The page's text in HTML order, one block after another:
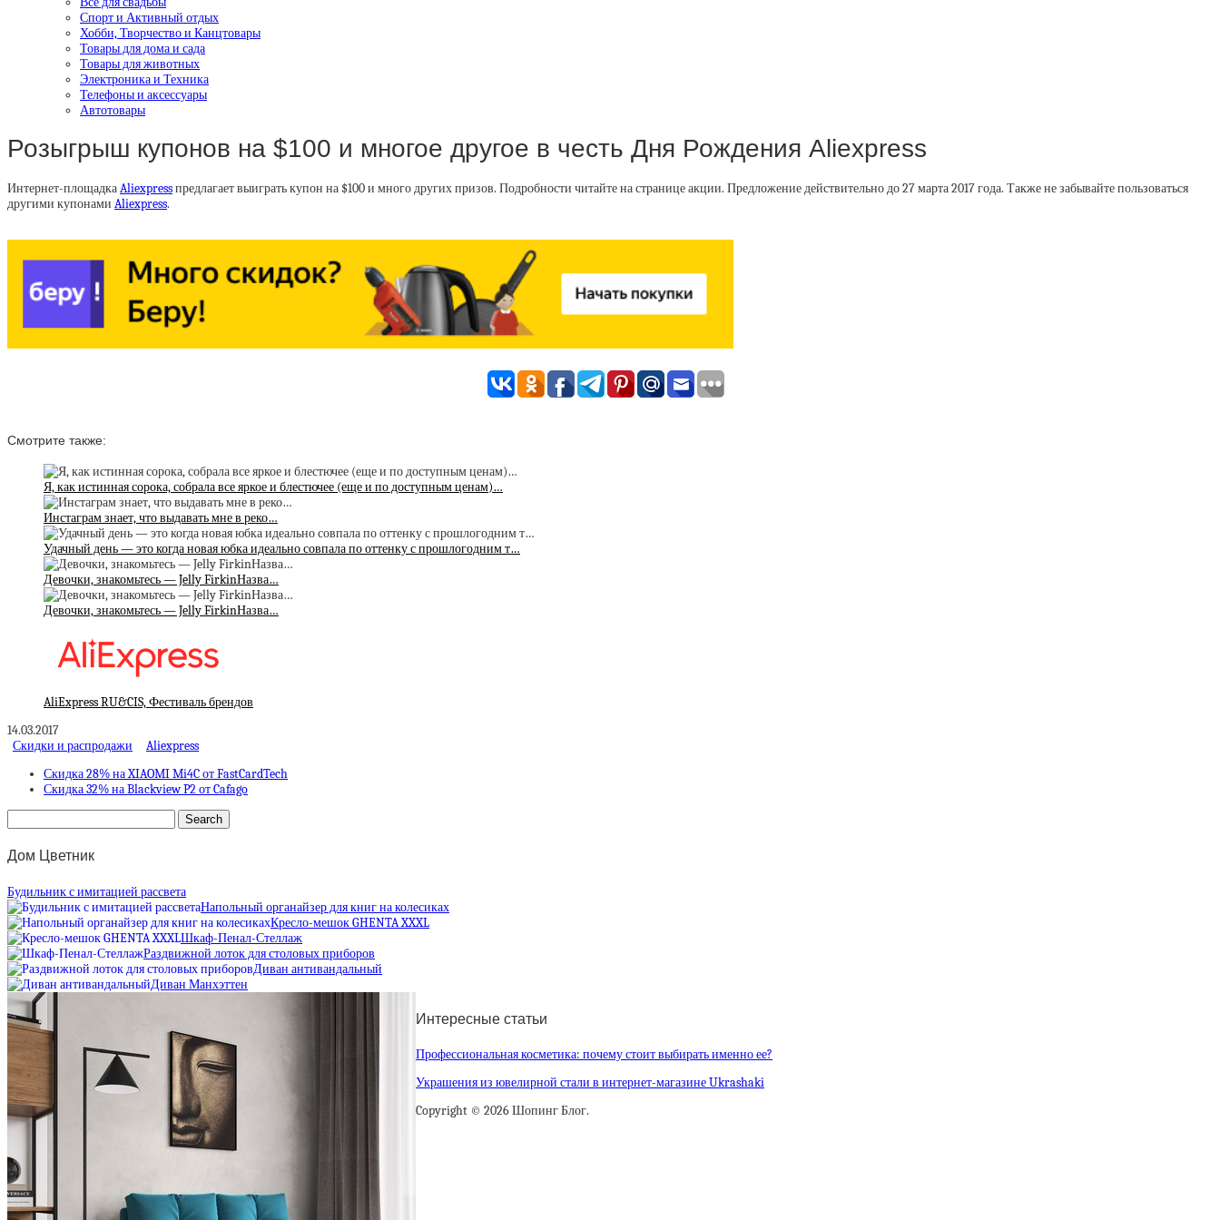
Спорт и Активный отдых
Хобби, Творчество и Канцтовары
Товары для дома и сада
Товары для животных
Электроника и Техника
Телефоны и аксессуары
Автотовары
Розыгрыш купонов на $100 и многое другое в честь Дня Рождения Aliexpress
Интернет-площадкаAliexpressпредлагает выиграть купон на $100 и много других призов. Подробности читайте на странице акции. Предложение действительно до 27 марта 2017 года. Также не забывайте пользоваться
другими купонами Aliexpress.
Смотрите также:
Я, как истинная сорока, собрала все яркое и блестючее (еще и по доступным ценам)…
Инстаграм знает, что выдавать мне в реко…
Удачный день — это когда новая юбка идеально совпала по оттенку с прошлогодним т…
Девочки, знакомьтесь — Jelly FirkinНазва…
Девочки, знакомьтесь — Jelly FirkinНазва…
AliExpress RU&CIS, Фестиваль брендов
14.03.2017
Скидки и распродажи
Aliexpress
Скидка 28% на XIAOMI Mi4C от FastCardTech
Скидка 32% на Blackview P2 от Cafago
Дом Цветник
Будильник с имитацией рассвета
Напольный органайзер для книг на колесиках
Кресло-мешок GHENTA XXXL
Шкаф-Пенал-Стеллаж
Раздвижной лоток для столовых приборов
Диван антивандальный
Диван Манхэттен
Интересные статьи
Профессиональная косметика: почему стоит выбирать именно ее?
Украшения из ювелирной стали в интернет-магазине Ukrashaki
Copyright © 2026 Шопинг Блог.